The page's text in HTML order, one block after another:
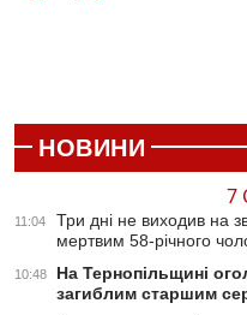
НОВИНИ
7
11:04
Три дні не виходив на
мертвим 58-річного
10:48
На Тернопільщині
загиблим старшим